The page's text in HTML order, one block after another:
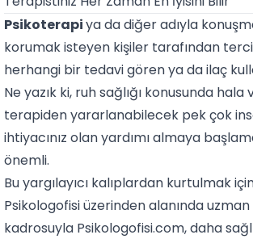
Psikoterapiya da diğer adıyla
korumak isteyen kişiler tarafından
herhangi bir tedavi gören ya da ilaç
Ne yazık ki, ruh sağlığı konusunda
terapiden yararlanabilecek pek çok
ihtiyacınız olan yardımı almaya
önemli.
Bu yargılayıcı kalıplardan kurtulmak
Psikologofisi üzerinden alanında
kadrosuyla Psikologofisi.com, daha